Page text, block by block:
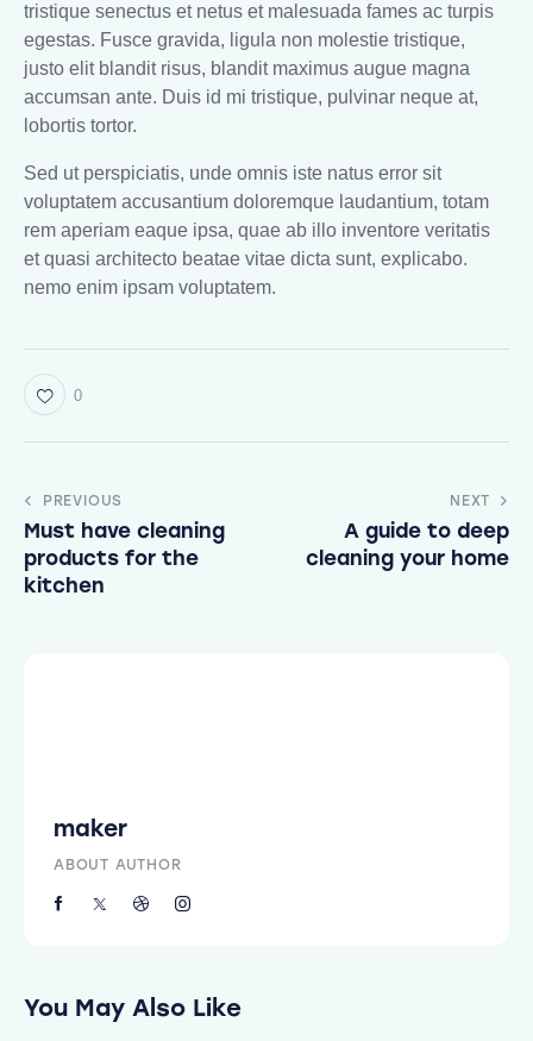
tristique senectus et netus et malesuada fames ac turpis
egestas. Fusce gravida, ligula non molestie tristique,
justo elit blandit risus, blandit maximus augue magna
accumsan ante. Duis id mi tristique, pulvinar neque at,
lobortis tortor.
Sed ut perspiciatis, unde omnis iste natus error sit
voluptatem accusantium doloremque laudantium, totam
rem aperiam eaque ipsa, quae ab illo inventore veritatis
et quasi architecto beatae vitae dicta sunt, explicabo.
nemo enim ipsam voluptatem.
0
PREVIOUS
Must have cleaning
products for the
kitchen
NEXT
A guide to deep
cleaning your home
maker
ABOUT AUTHOR
You May Also Like